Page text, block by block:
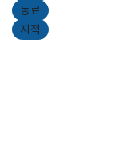
동료
지적